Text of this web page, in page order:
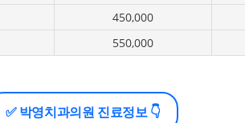
450,000
550,000
✅ 박영치과의원 진료정보 👇